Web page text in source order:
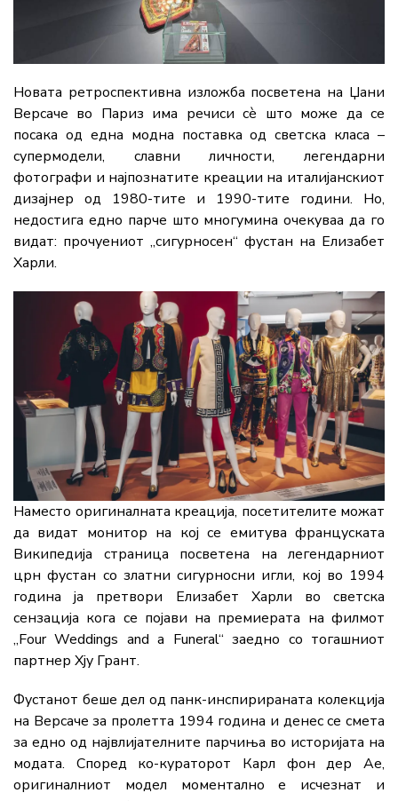
Новата ретроспективна изложба посветена на Џани
Версаче во Париз има речиси сè што може да се
посака од една модна поставка од светска класа –
супермодели, славни личности, легендарни
фотографи и најпознатите креации на италијанскиот
дизајнер од 1980-тите и 1990-тите години. Но,
недостига едно парче што многумина очекуваа да го
видат: прочуениот „сигурносен“ фустан на Елизабет
Харли.
Наместо оригиналната креација, посетителите можат
да видат монитор на кој се емитува француската
Википедија страница посветена на легендарниот
црн фустан со златни сигурносни игли, кој во 1994
година ја претвори Елизабет Харли во светска
сензација кога се појави на премиерата на филмот
„Four Weddings and a Funeral“ заедно со тогашниот
партнер Хју Грант.
Фустанот беше дел од панк-инспирираната колекција
на Версаче за пролетта 1994 година и денес се смета
за едно од највлијателните парчиња во историјата на
модата. Според ко-кураторот Карл фон дер Ае,
оригиналниот модел моментално е исчезнат и